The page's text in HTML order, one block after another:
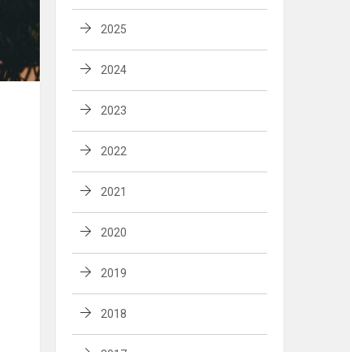
2025
2024
2023
2022
2021
2020
2019
2018